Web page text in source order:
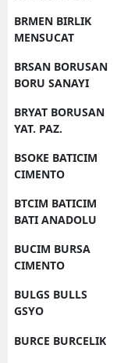
BRMEN BIRLIK
MENSUCAT
BRSAN BORUSAN
BORU SANAYI
BRYAT BORUSAN
YAT. PAZ.
BSOKE BATICIM
CIMENTO
BTCIM BATICIM
BATI ANADOLU
BUCIM BURSA
CIMENTO
BULGS BULLS
GSYO
BURCE BURCELIK